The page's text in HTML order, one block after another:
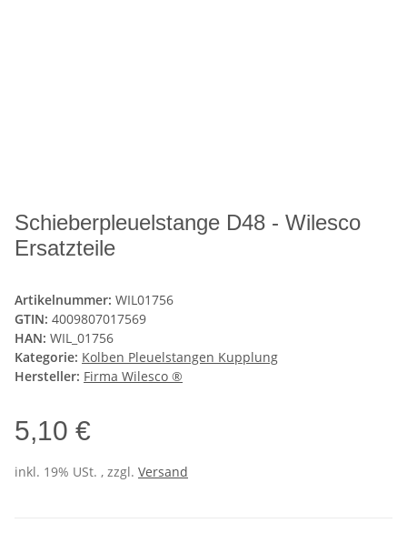
Schieberpleuelstange D48 - Wilesco
Ersatzteile
Artikelnummer: WIL01756
GTIN: 4009807017569
HAN: WIL_01756
Kategorie: Kolben Pleuelstangen Kupplung
Hersteller: Firma Wilesco ®
5,10 €
inkl. 19% USt. , zzgl. Versand